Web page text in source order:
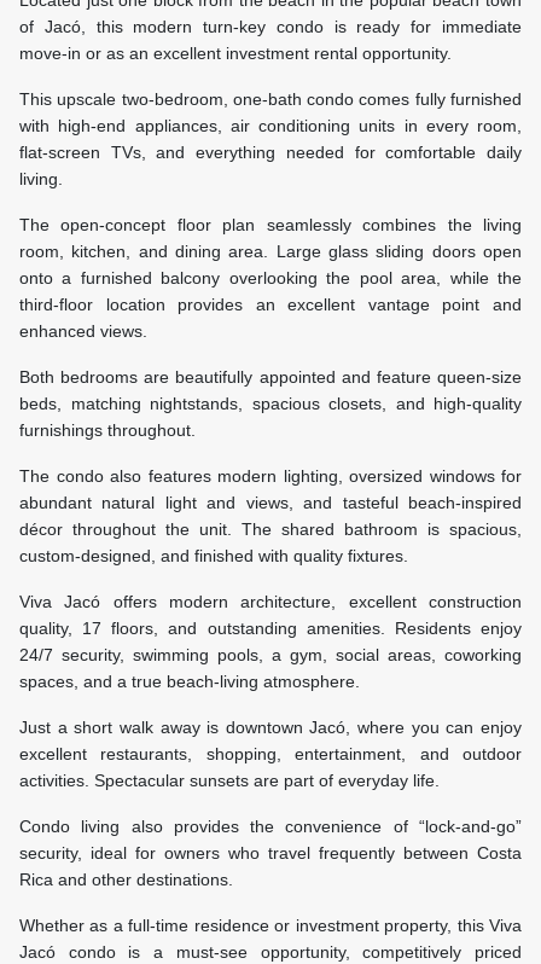
of Jacó, this modern turn-key condo is ready for immediate
move-in or as an excellent investment rental opportunity.
This upscale two-bedroom, one-bath condo comes fully furnished
with high-end appliances, air conditioning units in every room,
flat-screen TVs, and everything needed for comfortable daily
living.
The open-concept floor plan seamlessly combines the living
room, kitchen, and dining area. Large glass sliding doors open
onto a furnished balcony overlooking the pool area, while the
third-floor location provides an excellent vantage point and
enhanced views.
Both bedrooms are beautifully appointed and feature queen-size
beds, matching nightstands, spacious closets, and high-quality
furnishings throughout.
The condo also features modern lighting, oversized windows for
abundant natural light and views, and tasteful beach-inspired
décor throughout the unit. The shared bathroom is spacious,
custom-designed, and finished with quality fixtures.
Viva Jacó offers modern architecture, excellent construction
quality, 17 floors, and outstanding amenities. Residents enjoy
24/7 security, swimming pools, a gym, social areas, coworking
spaces, and a true beach-living atmosphere.
Just a short walk away is downtown Jacó, where you can enjoy
excellent restaurants, shopping, entertainment, and outdoor
activities. Spectacular sunsets are part of everyday life.
Condo living also provides the convenience of “lock-and-go”
security, ideal for owners who travel frequently between Costa
Rica and other destinations.
Whether as a full-time residence or investment property, this Viva
Jacó condo is a must-see opportunity, competitively priced